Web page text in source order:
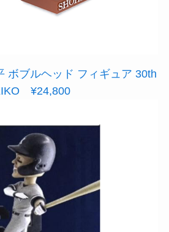
ボブルヘッド フィギュア 30th
¥24,800